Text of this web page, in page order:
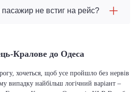
не встиг на рейс?
Кралове до Одеса
хочеться, щоб усе пройшло без нервів
випадку найбільш логічний варіант –